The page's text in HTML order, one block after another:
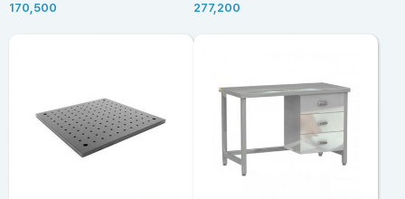
170,500
277,200